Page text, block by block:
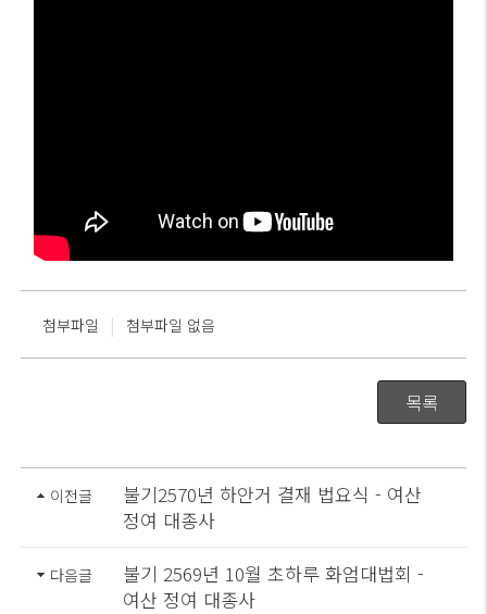
첨부파일 | 첨부파일 없음
목록
이전글
불기2570년 하안거 결재 법요식 - 여산
정여 대종사
다음글
불기 2569년 10월 초하루 화엄대법회 -
여산 정여 대종사